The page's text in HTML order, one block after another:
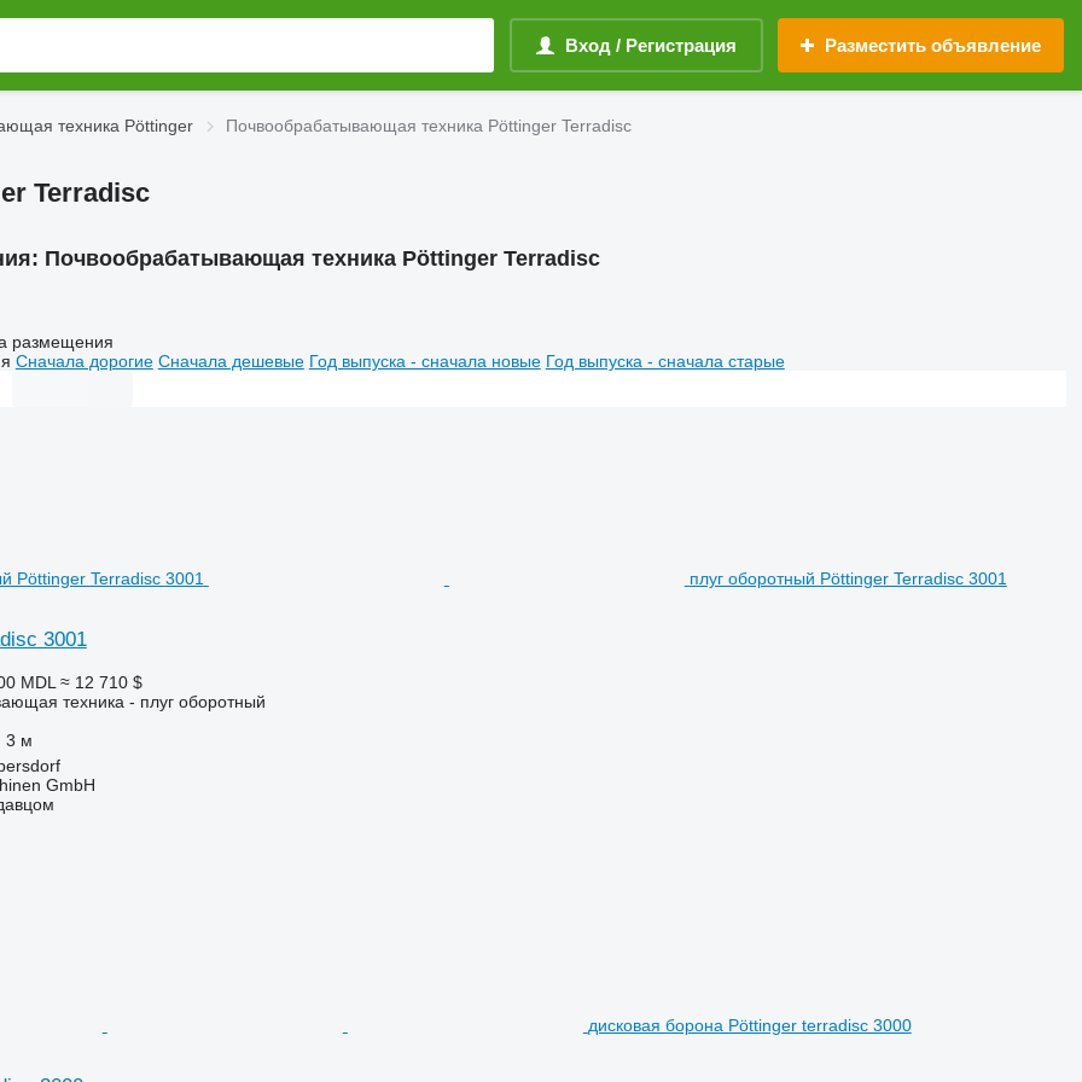
Вход / Регистрация Разместить объявление
техника Pöttinger Почвообрабатывающая техника Pöttinger Terradisc
Terradisc
Почвообрабатывающая техника Pöttinger Terradisc
размещения
Сначала дорогие Сначала дешевые Год выпуска - сначала новые Год выпуска - сначала старые
плуг оборотный Pöttinger Terradisc 3001
3001
MDL ≈ 12 710 $
техника - плуг оборотный
3 м
GmbH
дисковая борона Pöttinger terradisc 3000